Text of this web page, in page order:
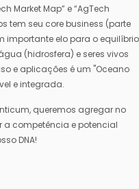
Market Map” e “AgTech
tem seu core business (parte
importante elo para o equilíbrio
(hidrosfera) e seres vivos
e aplicações é um "Oceano
e integrada.
queremos agregar no
competência e potencial
DNA!